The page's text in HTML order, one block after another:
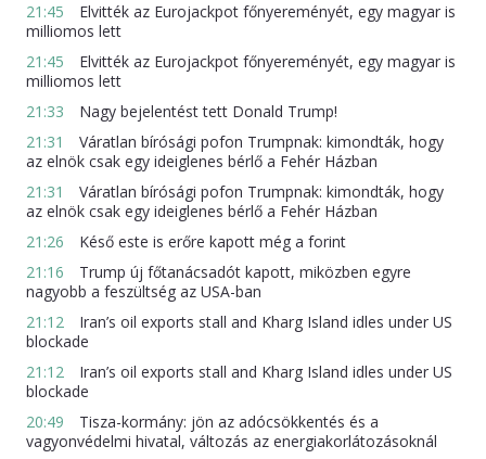
21:45
Elvitték az Eurojackpot főnyereményét, egy magyar is
milliomos lett
21:45
Elvitték az Eurojackpot főnyereményét, egy magyar is
milliomos lett
21:33
Nagy bejelentést tett Donald Trump!
21:31
Váratlan bírósági pofon Trumpnak: kimondták, hogy
az elnök csak egy ideiglenes bérlő a Fehér Házban
21:31
Váratlan bírósági pofon Trumpnak: kimondták, hogy
az elnök csak egy ideiglenes bérlő a Fehér Házban
21:26
Késő este is erőre kapott még a forint
21:16
Trump új főtanácsadót kapott, miközben egyre
nagyobb a feszültség az USA-ban
21:12
Iran’s oil exports stall and Kharg Island idles under US
blockade
21:12
Iran’s oil exports stall and Kharg Island idles under US
blockade
20:49
Tisza-kormány: jön az adócsökkentés és a
vagyonvédelmi hivatal, változás az energiakorlátozásoknál